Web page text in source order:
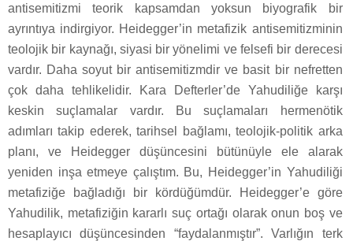
antisemitizmi teorik kapsamdan yoksun biyografik bir
ayrıntıya indirgiyor. Heidegger’in metafizik antisemitizminin
teolojik bir kaynağı, siyasi bir yönelimi ve felsefi bir derecesi
vardır. Daha soyut bir antisemitizmdir ve basit bir nefretten
çok daha tehlikelidir. Kara Defterler’de Yahudiliğe karşı
keskin suçlamalar vardır. Bu suçlamaları hermenötik
adımları takip ederek, tarihsel bağlamı, teolojik-politik arka
planı, ve Heidegger düşüncesini bütünüyle ele alarak
yeniden inşa etmeye çalıştım. Bu, Heidegger’in Yahudiliği
metafiziğe bağladığı bir kördüğümdür. Heidegger’e göre
Yahudilik, metafiziğin kararlı suç ortağı olarak onun boş ve
hesaplayıcı düşüncesinden “faydalanmıştır”. Varlığın terk